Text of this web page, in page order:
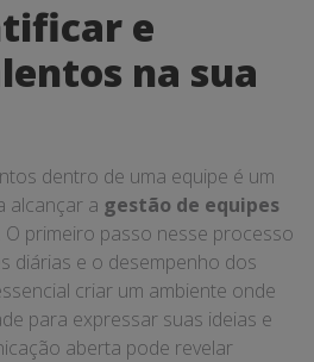
e
na sua
dentro de uma equipe é um
alcançar a gestão de equipes
. O primeiro passo nesse processo
diárias e o desempenho dos
criar um ambiente onde
para expressar suas ideias e
aberta pode revelar